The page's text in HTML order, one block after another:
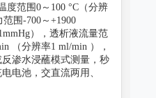
度范围0～100 °C（分辨
范围-700～+1900
），透析液流量范
（分辨率1 ml/min ），
渗水浸蘸模式测量，秒
电池，交直流两用、